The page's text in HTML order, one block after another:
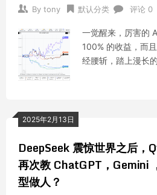
By tony 默认分类 评论 0
一觉醒来，厉害的
100% 的收益，而
经腰斩，踏上漫长
2025年2月13日
DeepSeek 震惊世界之后，
再次教 ChatGPT，Gemini
型做人？